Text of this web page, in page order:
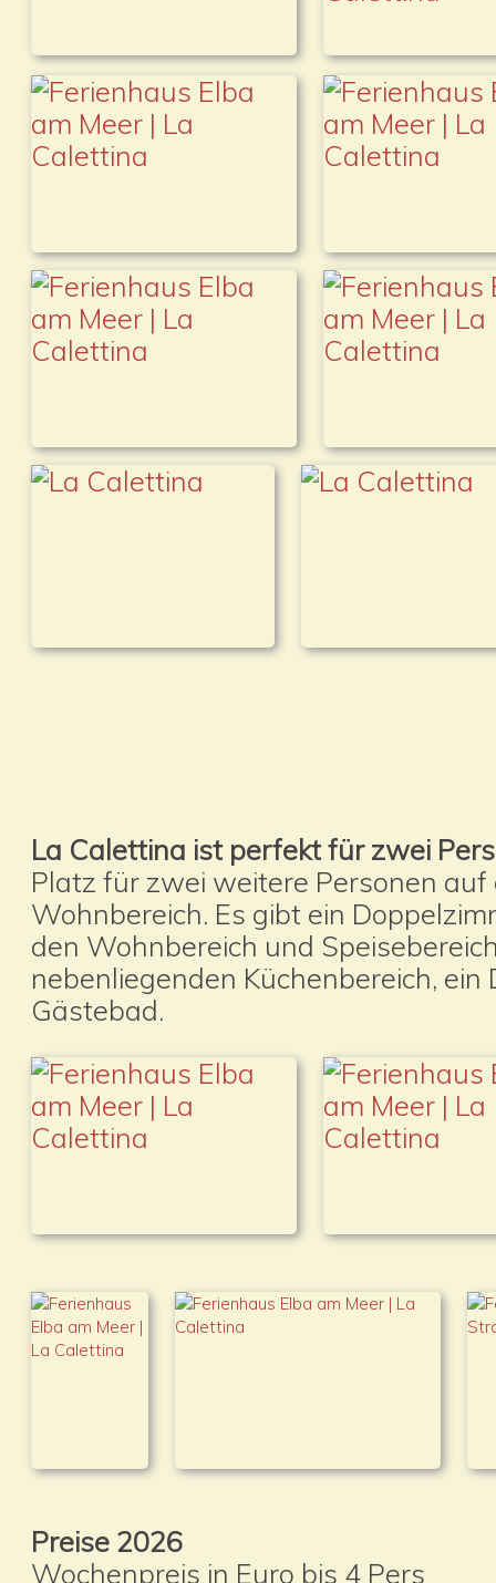
La Calettina ist perfekt für zwei
Platz für zwei weitere Personen
Wohnbereich. Es gibt ein
den Wohnbereich und
nebenliegenden Küchenbereich, ein
Gästebad.
Preise 2026
Wochenpreis in Euro bis 4 Pers